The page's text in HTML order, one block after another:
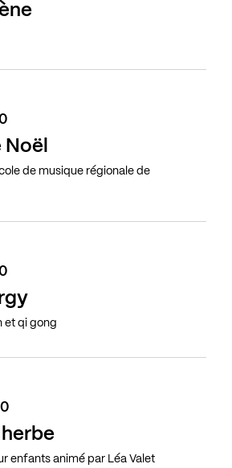
de musique régionale de
et qi gong
enfants animé par Léa Valet